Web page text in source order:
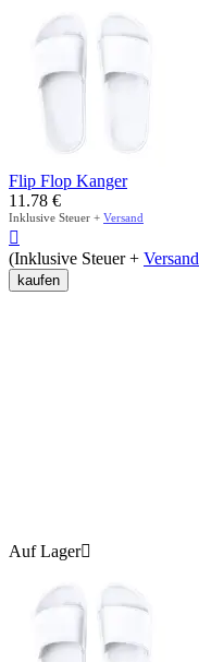
Flip Flop Kanger
11.78 €
Inklusive Steuer + Versand

(Inklusive Steuer + Versand
kaufen
Auf Lager